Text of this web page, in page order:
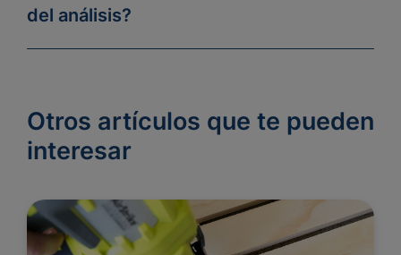
del análisis?
Otros artículos que te pueden
interesar